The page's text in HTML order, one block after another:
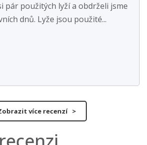
pár použitých lyží a obdrželi jsme
dnů. Lyže jsou použité...
více recenzí >